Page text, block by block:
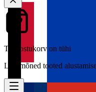
Teie ostukorv on tühi
Lisa mõned tooted